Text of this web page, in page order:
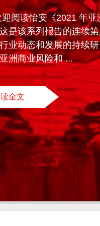
阅读怡安《2021 年亚
是该系列报告的连续
业动态和发展的持续
洲商业风险和 ...
全文